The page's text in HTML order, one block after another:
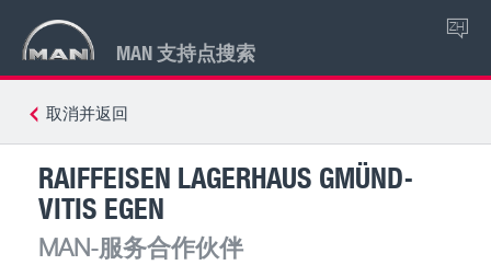
MAN 支持点搜索
ZH
取消并返回
RAIFFEISEN LAGERHAUS GMÜND-
VITIS EGEN
MAN-服务合作伙伴